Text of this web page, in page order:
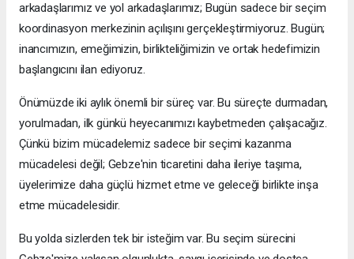
arkadaşlarımız ve yol arkadaşlarımız; Bugün sadece bir seçim
koordinasyon merkezinin açılışını gerçekleştirmiyoruz. Bugün;
inancımızın, emeğimizin, birlikteliğimizin ve ortak hedefimizin
başlangıcını ilan ediyoruz.
Önümüzde iki aylık önemli bir süreç var. Bu süreçte durmadan,
yorulmadan, ilk günkü heyecanımızı kaybetmeden çalışacağız.
Çünkü bizim mücadelemiz sadece bir seçimi kazanma
mücadelesi değil; Gebze'nin ticaretini daha ileriye taşıma,
üyelerimize daha güçlü hizmet etme ve geleceği birlikte inşa
etme mücadelesidir.
Bu yolda sizlerden tek bir isteğim var. Bu seçim sürecini